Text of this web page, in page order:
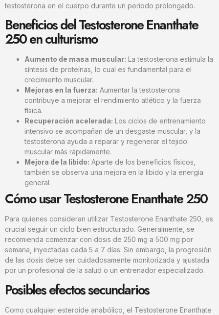
testosterona en el cuerpo durante un periodo prolongado.
Beneficios del Testosterone Enanthate
250 en culturismo
Aumento de masa muscular: La testosterona estimula la
síntesis de proteínas, lo cual es fundamental para el
crecimiento muscular.
Mejoras en la fuerza: Aumentar la testosterona
contribuye a mejorar el rendimiento atlético y la fuerza
física.
Recuperación acelerada: Los ciclos de entrenamiento
intensivo se acompañan de un desgaste muscular, y la
testosterona ayuda a reparar y regenerar el tejido
muscular más rápidamente.
Mejora de la libido: Aparte de los beneficios físicos,
también se observa una mejora en la libido y la energía
general.
Cómo usar Testosterone Enanthate 250
Para quienes consideran utilizar Testosterone Enanthate 250, es
crucial seguir un ciclo bien estructurado. Generalmente, se
recomienda comenzar con dosis de 250 mg a 500 mg por
semana, inyectadas cada 5 a 7 días. Sin embargo, la progresión
de las dosis debe ser cuidadosamente monitorizada y ajustada
por un profesional de la salud o un entrenador especializado.
Posibles efectos secundarios
Como cualquier esteroide anabólico, el Testosterone Enanthate